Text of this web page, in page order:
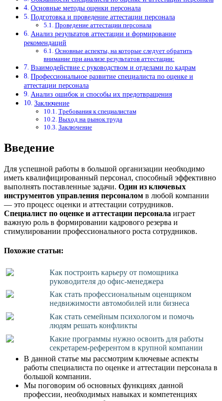
Основные методы оценки персонала
Подготовка и проведение аттестации персонала
Проведение аттестации персонала
Анализ результатов аттестации и формирование
рекомендаций
Основные аспекты, на которые следует обратить
внимание при анализе результатов аттестации:
Взаимодействие с руководством и отделами по кадрам
Профессиональное развитие специалиста по оценке и
аттестации персонала
Анализ ошибок и способы их предотвращения
Заключение
Требования к специалистам
Выход на рынок труда
Заключение
Введение
Для успешной работы в большой организации необходимо
иметь квалифицированный персонал, способный эффективно
выполнять поставленные задачи. Один из ключевых
инструментов управления персоналом в любой компании
— это процесс оценки и аттестации сотрудников.
Специалист по оценке и аттестации персонала играет
важную роль в формировании кадрового резерва и
стимулировании профессионального роста сотрудников.
Похожие статьи:
Как построить карьеру от помощника
руководителя до офис-менеджера
Как стать профессиональным оценщиком
недвижимости автомобилей или бизнеса
Как стать семейным психологом и помочь
людям решать конфликты
Какие программы нужно освоить для работы
секретарем-референтом в крупной компании
В данной статье мы рассмотрим ключевые аспекты
работы специалиста по оценке и аттестации персонала в
большой компании.
Мы поговорим об основных функциях данной
профессии, необходимых навыках и компетенциях